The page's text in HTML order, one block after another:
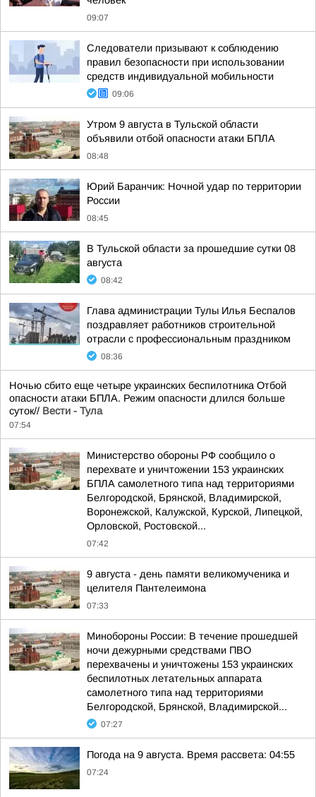
09:07
Следователи призывают к соблюдению
правил безопасности при использовании
средств индивидуальной мобильности
09:06
Утром 9 августа в Тульской области
объявили отбой опасности атаки БПЛА
08:48
Юрий Баранчик: Ночной удар по территории
России
08:45
В Тульской области за прошедшие сутки 08
августа
08:42
Глава администрации Тулы Илья Беспалов
поздравляет работников строительной
отрасли с профессиональным праздником
08:36
Ночью сбито еще четыре украинских беспилотника Отбой
опасности атаки БПЛА. Режим опасности длился больше
суток// Вести - Тула
07:54
Министерство обороны РФ сообщило о
перехвате и уничтожении 153 украинских
БПЛА самолетного типа над территориями
Белгородской, Брянской, Владимирской,
Воронежской, Калужской, Курской, Липецкой,
Орловской, Ростовской...
07:42
9 августа - день памяти великомученика и
целителя Пантелеимона
07:33
Минобороны России: В течение прошедшей
ночи дежурными средствами ПВО
перехвачены и уничтожены 153 украинских
беспилотных летательных аппарата
самолетного типа над территориями
Белгородской, Брянской, Владимирской...
07:27
Погода на 9 августа. Время рассвета: 04:55
07:24